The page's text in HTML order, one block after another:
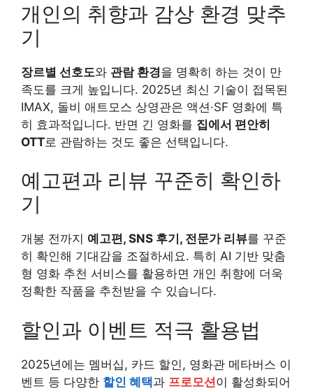
개인의 취향과 감상 환경 맞추
기
장르별 선호도와 관람 환경을 명확히 하는 것이 만
족도를 크게 높입니다. 2025년 최신 기술이 접목된
IMAX, 돌비 애트모스 상영관은 액션·SF 영화에 특
히 효과적입니다. 반면 긴 영화를 집에서 편안히
OTT로 관람하는 것도 좋은 선택입니다.
예고편과 리뷰 꾸준히 확인하
기
개봉 전까지 예고편, SNS 후기, 전문가 리뷰를 꾸준
히 확인해 기대감을 조절하세요. 특히 AI 기반 맞춤
형 영화 추천 서비스를 활용하면 개인 취향에 더욱
정확한 작품을 추천받을 수 있습니다.
할인과 이벤트 적극 활용법
2025년에는 멤버십, 카드 할인, 영화관 메타버스 이
벤트 등 다양한 할인 혜택과 프로모션이 활성화되어